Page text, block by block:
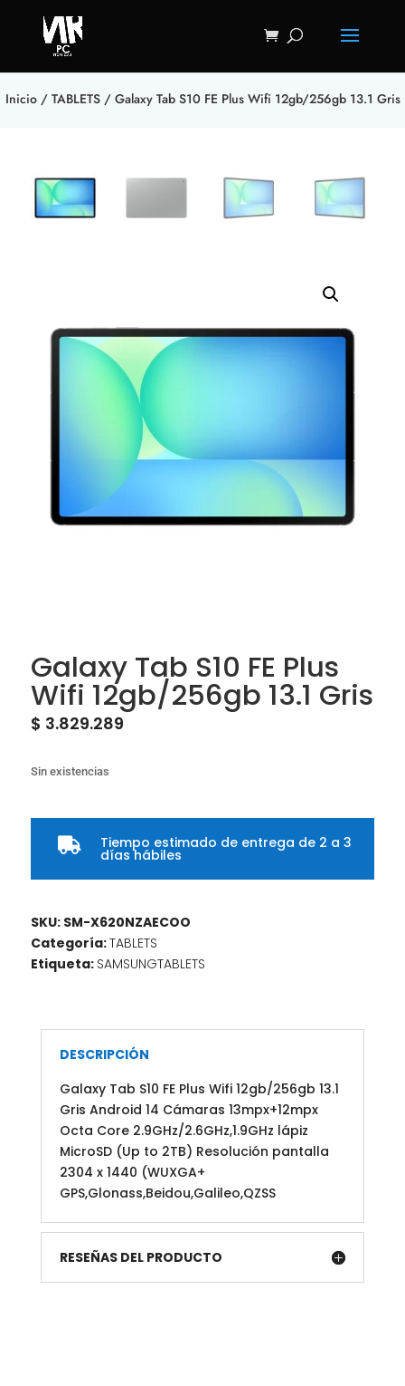
Inicio/ TABLETS/ Galaxy Tab S10 FE Plus Wifi 12gb/256gb 13.1 Gris
Galaxy Tab S10 FE Plus
Wifi 12gb/256gb 13.1 Gris
$ 3.829.289
Sin existencias
 Tiempo estimado de entrega de 2 a 3
días hábiles
SKU: SM-X620NZAECOO
Categoría:TABLETS
Etiqueta: SAMSUNGTABLETS
DESCRIPCIÓN
Galaxy Tab S10 FE Plus Wifi 12gb/256gb 13.1
Gris Android 14 Cámaras 13mpx+12mpx
Octa Core 2.9GHz/2.6GHz,1.9GHz lápiz
MicroSD (Up to 2TB) Resolución pantalla
2304 x 1440 (WUXGA+
GPS,Glonass,Beidou,Galileo,QZSS
RESEÑAS DEL PRODUCTO